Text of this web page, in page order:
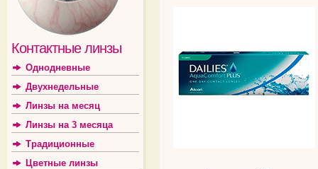
Контактные линзы
Однодневные
Двухнедельные
Линзы на месяц
Линзы на 3 месяца
Традиционные
Цветные линзы